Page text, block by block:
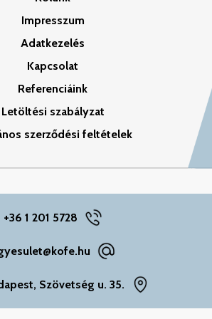
Impresszum
Adatkezelés
Kapcsolat
Referenciáink
Letöltési szabályzat
szerződési feltételek
+36 1 201 5728
Szövetség u. 35.